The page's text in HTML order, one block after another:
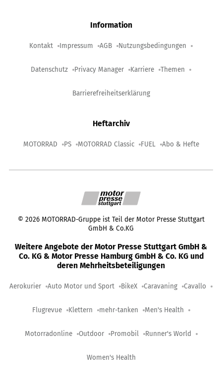
Information
Kontakt Impressum AGB Nutzungsbedingungen
Datenschutz Privacy Manager Karriere Themen
Barrierefreiheitserklärung
Heftarchiv
MOTORRAD PS MOTORRAD Classic FUEL Abo & Hefte
© 2026 MOTORRAD-Gruppe ist Teil der Motor Presse Stuttgart
GmbH & Co.KG
Weitere Angebote der Motor Presse Stuttgart GmbH &
Co. KG & Motor Presse Hamburg GmbH & Co. KG und
deren Mehrheitsbeteiligungen
Aerokurier Auto Motor und Sport BikeX Caravaning Cavallo
Flugrevue Klettern mehr-tanken Men's Health
Motorradonline Outdoor Promobil Runner's World
Women's Health